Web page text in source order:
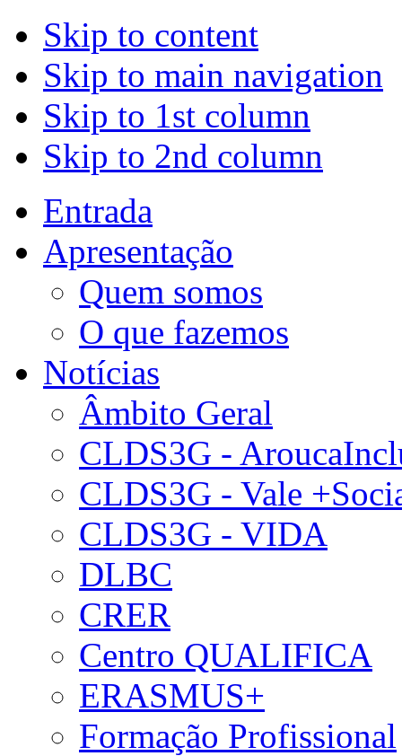
Skip to content
Skip to main navigation
Skip to 1st column
Skip to 2nd column
Entrada
Apresentação
Quem somos
O que fazemos
Notícias
Âmbito Geral
CLDS3G -
CLDS3G - Vale
CLDS3G - VIDA
DLBC
CRER
Centro QUALIFICA
ERASMUS+
Formação Profissional